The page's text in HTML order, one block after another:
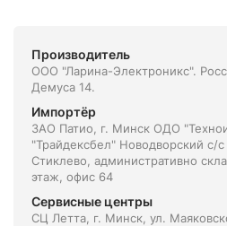
Производитель
ООО "Ларина-Электроникс".
Демуса 14.
Импортёр
ЗАО Патио, г. Минск ОДО
"Трайдексбел" Новодворский с/
Стиклево, административно
этаж, офис 64
Сервисные центры
СЦ Летта, г. Минск, ул.